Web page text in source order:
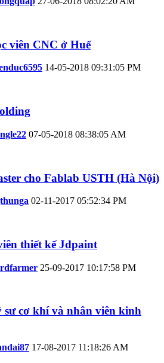
viên CNC ở Huế
14-05-2018 09:31:05 PM
07-05-2018 08:38:05 AM
cho Fablab USTH (Hà Nội)
02-11-2017 05:52:34 PM
thiết kế Jdpaint
25-09-2017 10:17:58 PM
sư cơ khí và nhân viên kinh
17-08-2017 11:18:26 AM